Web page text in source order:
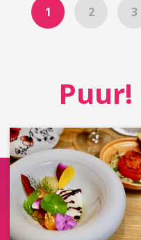
1 2 3
Puur!